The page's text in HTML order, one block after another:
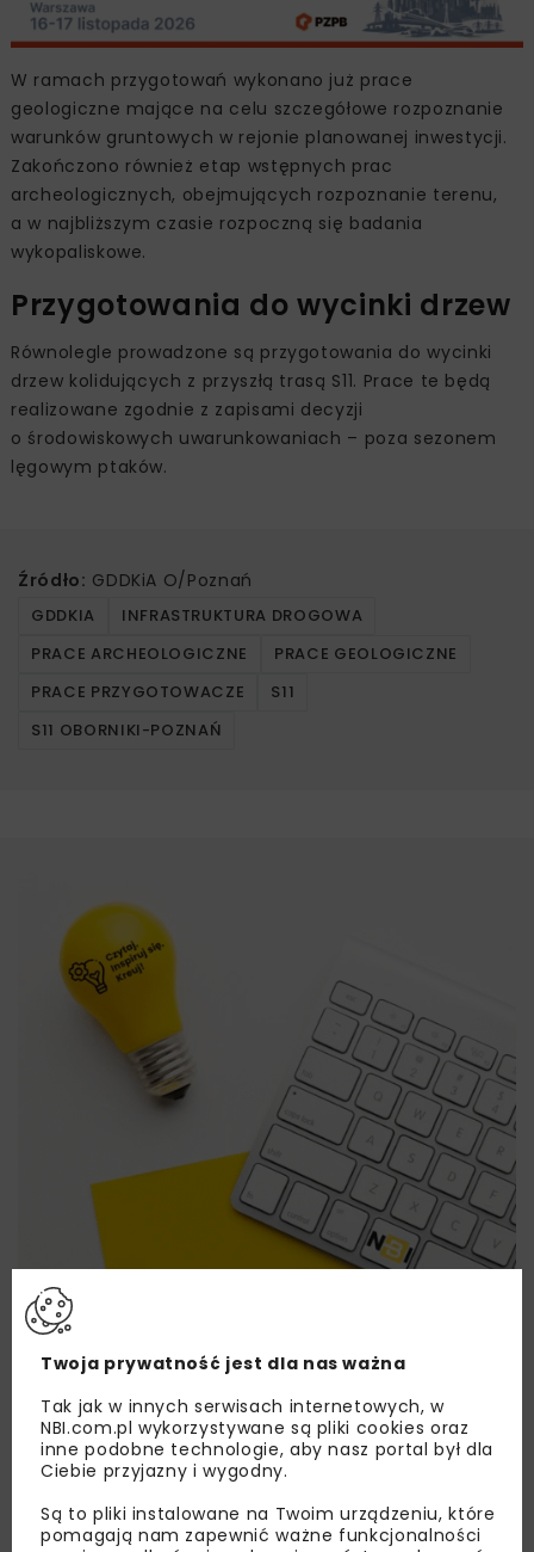
W ramach przygotowań wykonano już prace
geologiczne mające na celu szczegółowe rozpoznanie
warunków gruntowych w rejonie planowanej inwestycji.
Zakończono również etap wstępnych prac
archeologicznych, obejmujących rozpoznanie terenu,
a w najbliższym czasie rozpoczną się badania
wykopaliskowe.
Przygotowania do wycinki drzew
Równolegle prowadzone są przygotowania do wycinki
drzew kolidujących z przyszłą trasą S11. Prace te będą
realizowane zgodnie z zapisami decyzji
o środowiskowych uwarunkowaniach – poza sezonem
lęgowym ptaków.
Źródło: GDDKiA O/Poznań
GDDKIA
INFRASTRUKTURA DROGOWA
PRACE ARCHEOLOGICZNE
PRACE GEOLOGICZNE
PRACE PRZYGOTOWACZE
S11
S11 OBORNIKI-POZNAŃ
Lubisz wiedzieć więcej?
Zapisz się do newslettera aby otrzymywać od
nas najlepsze informacje branżowe,
zaproszenia na wydarzenia, atrakcyjne oferty i
dedykowane akcje specjalne.
Twoja prywatność jest dla nas ważna
Tak jak w innych serwisach internetowych, w
NBI.com.pl wykorzystywane są pliki cookies oraz
inne podobne technologie, aby nasz portal był dla
Ciebie przyjazny i wygodny.
Są to pliki instalowane na Twoim urządzeniu, które
pomagają nam zapewnić ważne funkcjonalności